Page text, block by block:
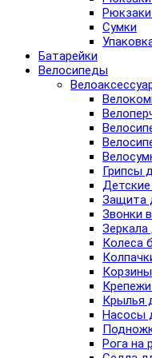
Сумки
Батарейки
Велосипеды
Грипсы
Детские
Защита
Звонки
Зеркала
Колеса
Крылья
Насосы
Рога на